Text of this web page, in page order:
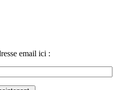
email ici :